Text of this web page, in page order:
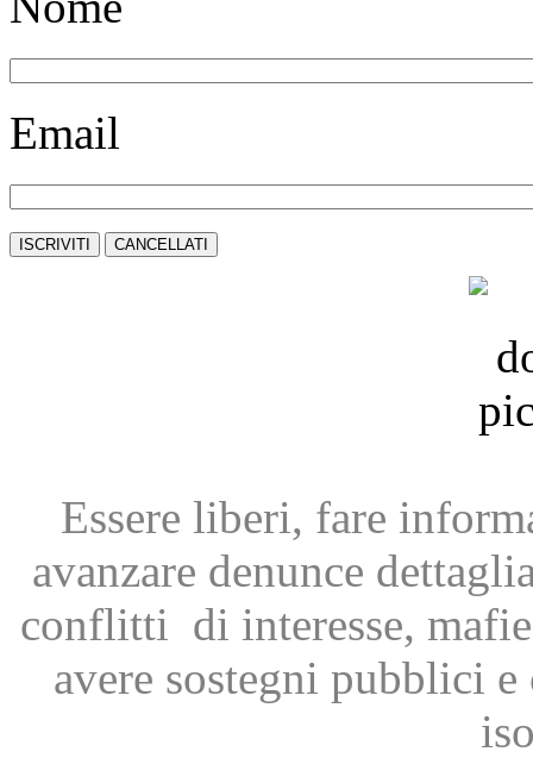
Email
Essere liberi, fare
avanzare denunce
conflitti di interesse,
avere sostegni pubblici